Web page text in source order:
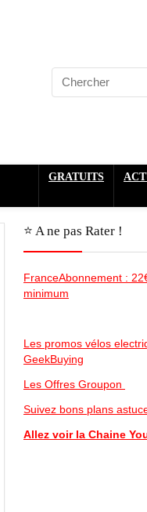
GRATUITS
⭐️ A ne pas Rater !
FranceAbonnement :
minimum
Les promos vélos
GeekBuying
Les Offres Groupon
Suivez bons plans
Allez voir la Chaine